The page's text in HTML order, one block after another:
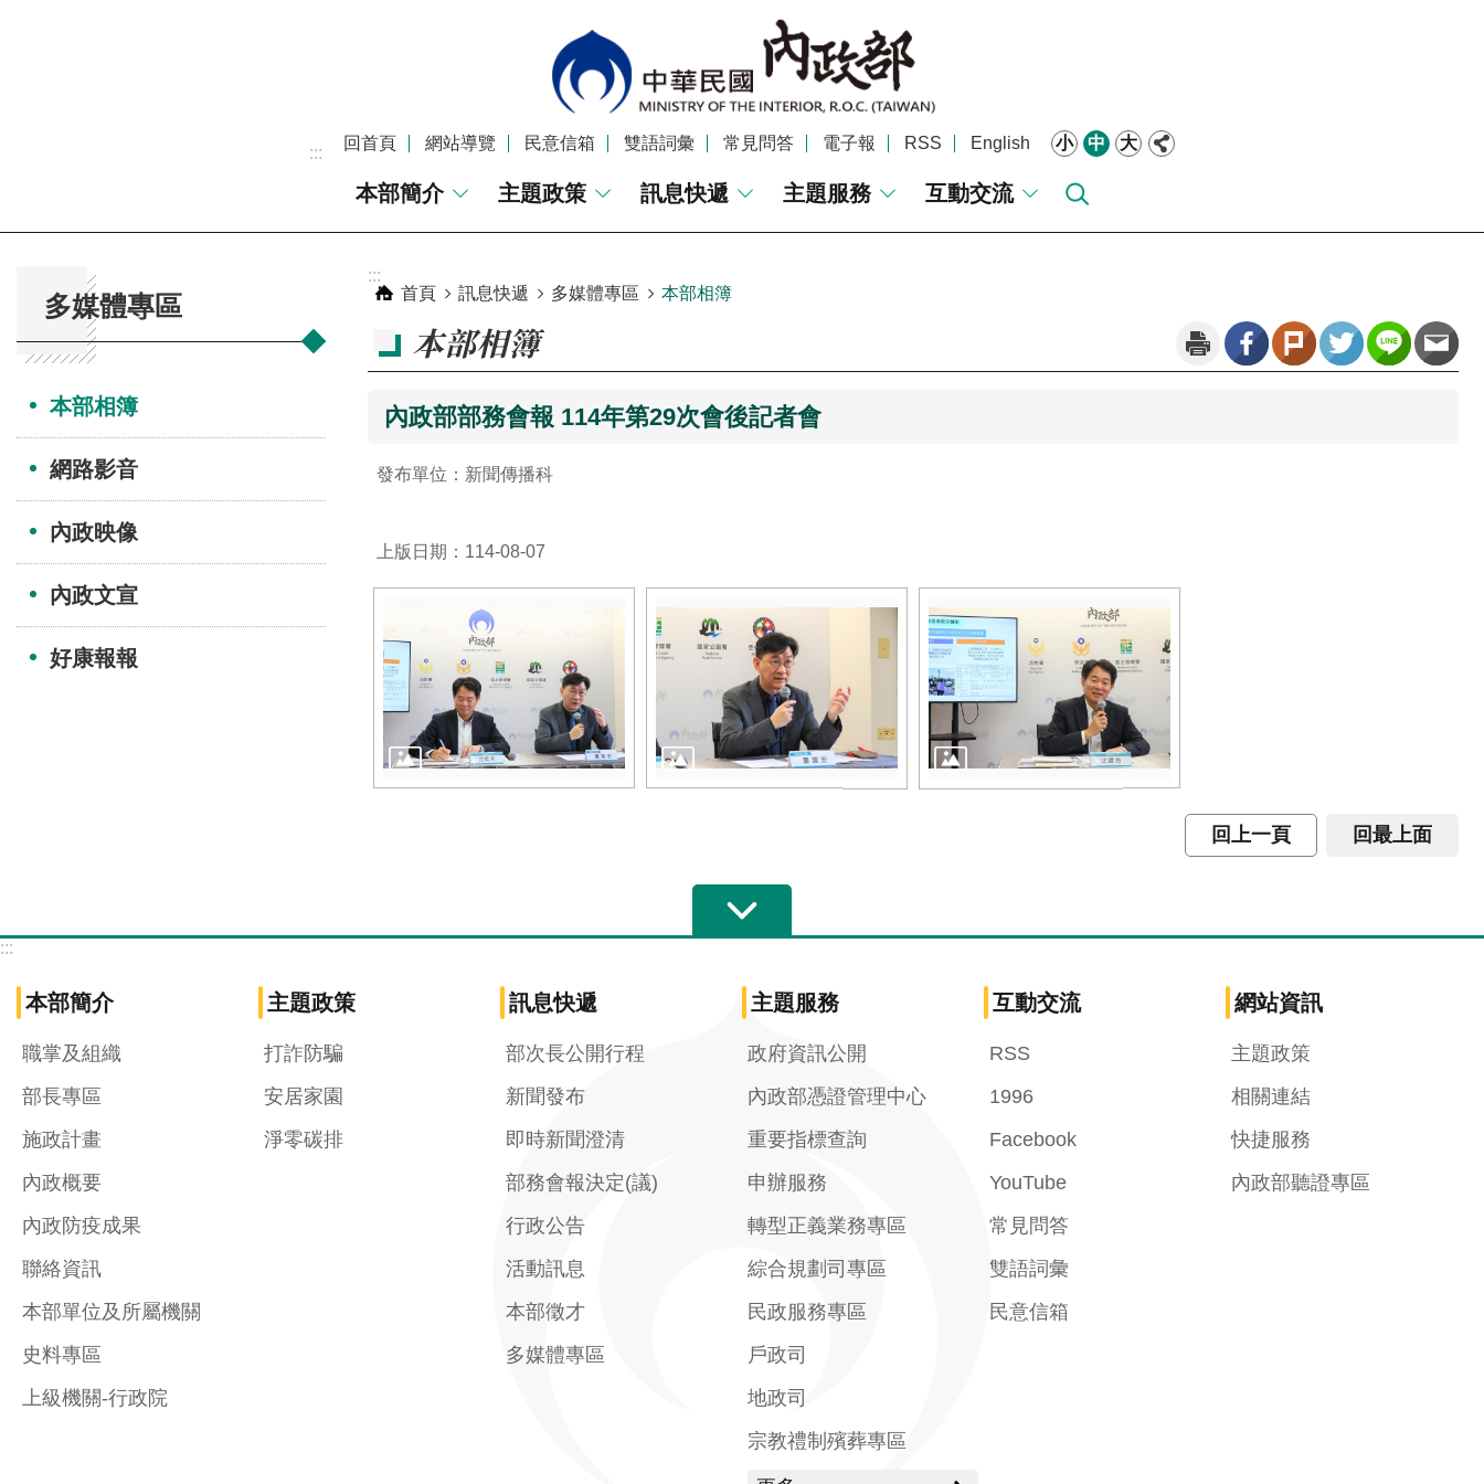
:::
回首頁 網站導覽 民意信箱 雙語詞彙 常見問答 電子報 RSS English 小 中 大
本部簡介 主題政策 訊息快遞 主題服務 互動交流
多媒體專區
本部相簿
網路影音
內政映像
內政文宣
好康報報
:::
首頁
訊息快遞 多媒體專區 本部相簿
本部相簿
內政部部務會報 114年第29次會後記者會
發布單位：新聞傳播科
上版日期：114-08-07
回上一頁 回最上面
:::
本部簡介
職掌及組織
部長專區
施政計畫
內政概要
內政防疫成果
聯絡資訊
本部單位及所屬機關
史料專區
上級機關-行政院
主題政策
打詐防騙
安居家園
淨零碳排
訊息快遞
部次長公開行程
新聞發布
即時新聞澄清
部務會報決定(議)
行政公告
活動訊息
本部徵才
多媒體專區
主題服務
政府資訊公開
內政部憑證管理中心
重要指標查詢
申辦服務
轉型正義業務專區
綜合規劃司專區
民政服務專區
戶政司
地政司
宗教禮制殯葬專區
互動交流
RSS
1996
Facebook
YouTube
常見問答
雙語詞彙
民意信箱
網站資訊
主題政策
相關連結
快捷服務
內政部聽證專區